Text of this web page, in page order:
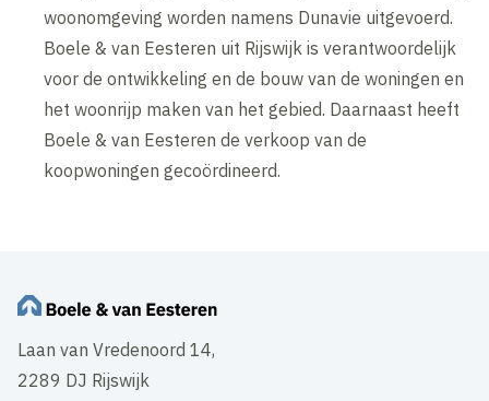
woonomgeving worden namens Dunavie uitgevoerd.
Boele & van Eesteren uit Rijswijk is verantwoordelijk
voor de ontwikkeling en de bouw van de woningen en
het woonrijp maken van het gebied. Daarnaast heeft
Boele & van Eesteren de verkoop van de
koopwoningen gecoördineerd.
Laan van Vredenoord 14,
2289 DJ Rijswijk